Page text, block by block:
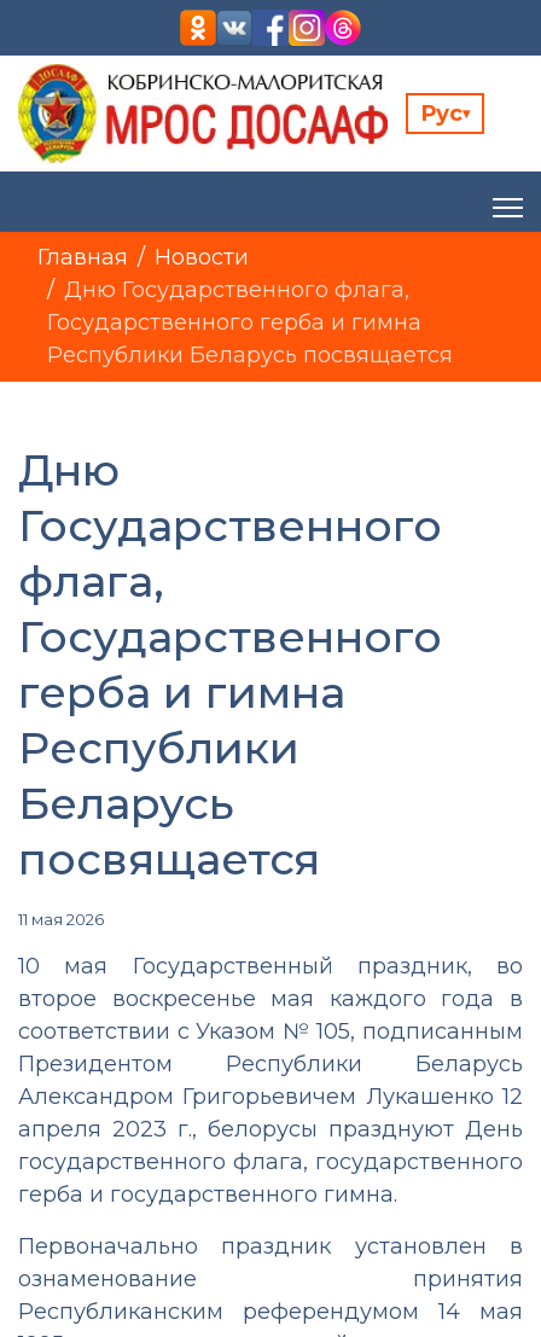
Рус▾
Главная
Новости
Дню Государственного флага,
Государственного герба и гимна
Республики Беларусь посвящается
Дню
Государственного
флага,
Государственного
герба и гимна
Республики
Беларусь
посвящается
11 мая 2026
10 мая
Государственный праздник, во
второе воскресенье мая каждого года в
соответствии с Указом № 105, подписанным
Президентом Республики Беларусь
Александром Григорьевичем Лукашенко 12
апреля 2023 г., белорусы празднуют День
государственного флага, государственного
герба и государственного гимна.
Первоначально праздник установлен в
ознаменование принятия
Республиканским референдумом 14 мая